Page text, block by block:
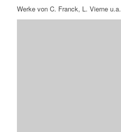
Werke von C. Franck, L. Vierne u.a.